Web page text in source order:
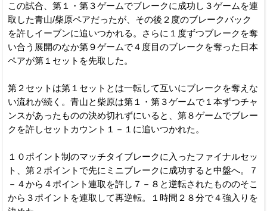
この試合、第１・第３ゲームでブレークに成功し３ゲームを連
取した青山/柴原ペアだったが、その後２度のブレークバック
を許しイーブンに追いつかれる。さらに１度ずつブレークを奪
い合う展開のなか第９ゲームで４度目のブレークを奪った日本
ペアが第１セットを先取した。
第２セットは第１セットとは一転して互いにブレークを奪えな
い流れが続く。青山と柴原は第１・第３ゲームで１本ずつチャ
ンスがあったものの決め切れずにいると、第８ゲームでブレー
クを許しセットカウント１－１に追いつかれた。
１０ポイント制のマッチタイブレークに入ったファイナルセッ
ト、第２ポイントで先にミニブレークに成功すると中盤へ。７
－４から４ポイント連取を許し７－８と逆転されたもののそこ
から３ポイントを連取して再逆転。１時間２８分で４強入りを